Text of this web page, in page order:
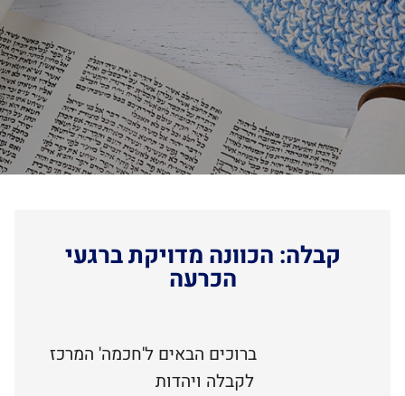
קבלה: הכוונה מדויקת ברגעי
הכרעה
ברוכים הבאים ל'חכמה' המרכז
לקבלה ויהדות